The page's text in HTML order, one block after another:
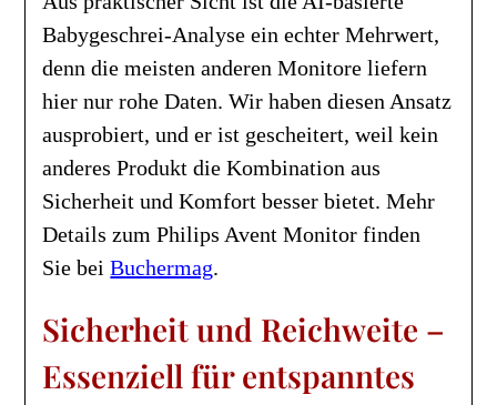
Babygeschrei-Analyse ein echter Mehrwert,
denn die meisten anderen Monitore liefern
hier nur rohe Daten. Wir haben diesen Ansatz
ausprobiert, und er ist gescheitert, weil kein
anderes Produkt die Kombination aus
Sicherheit und Komfort besser bietet. Mehr
Details zum Philips Avent Monitor finden
Sie beiBuchermag.
Sicherheit und Reichweite –
Essenziell für entspanntes